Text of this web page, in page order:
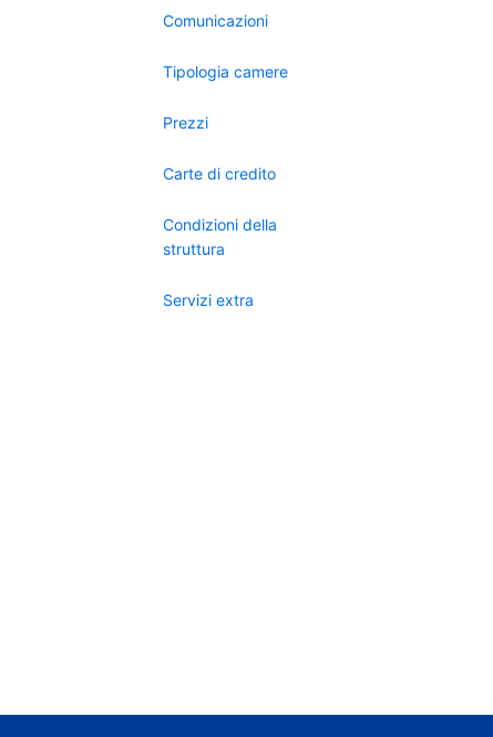
Comunicazioni
Tipologia camere
Prezzi
Carte di credito
Condizioni della
struttura
Servizi extra